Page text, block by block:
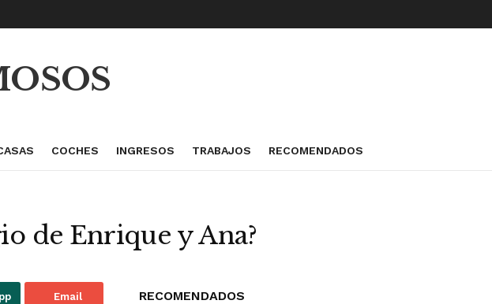
COCHES INGRESOS TRABAJOS RECOMENDADOS
de Enrique y Ana?
Email RECOMENDADOS